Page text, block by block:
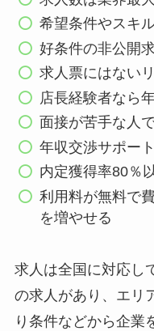
希望条件やスキ
好条件の非公開
求人票にはない
店長経験者なら
面接が苦手な人
年収交渉サポート
内定獲得率80％
利用料が無料で
を増やせる
求人は全国に対応し
の求人があり、エリ
り条件などから企業